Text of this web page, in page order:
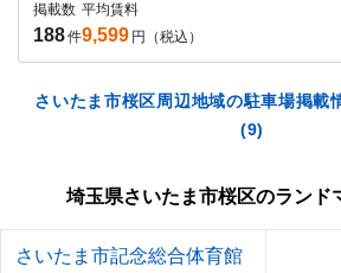
掲載数
188件
平均賃料
9,599 円（税込）
さいたま市桜区周辺地域の駐車場掲載
(9)
埼玉県さいたま市桜区のランド
さいたま市記念総合体育館